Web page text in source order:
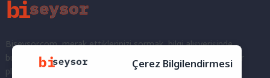
Biseysor.com, merak ettiklerinizi sormak, bilgi alışverişinde
bulunmak ve fikirlerinizi paylaşmak için bir araya geldiğimiz bir
platformdur.
Çerez Bilgilendirmesi